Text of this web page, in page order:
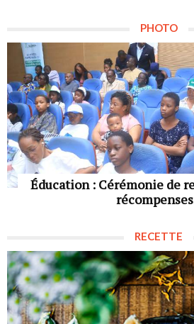
PHOTO
Éducation : Cérémonie de
RECETTE